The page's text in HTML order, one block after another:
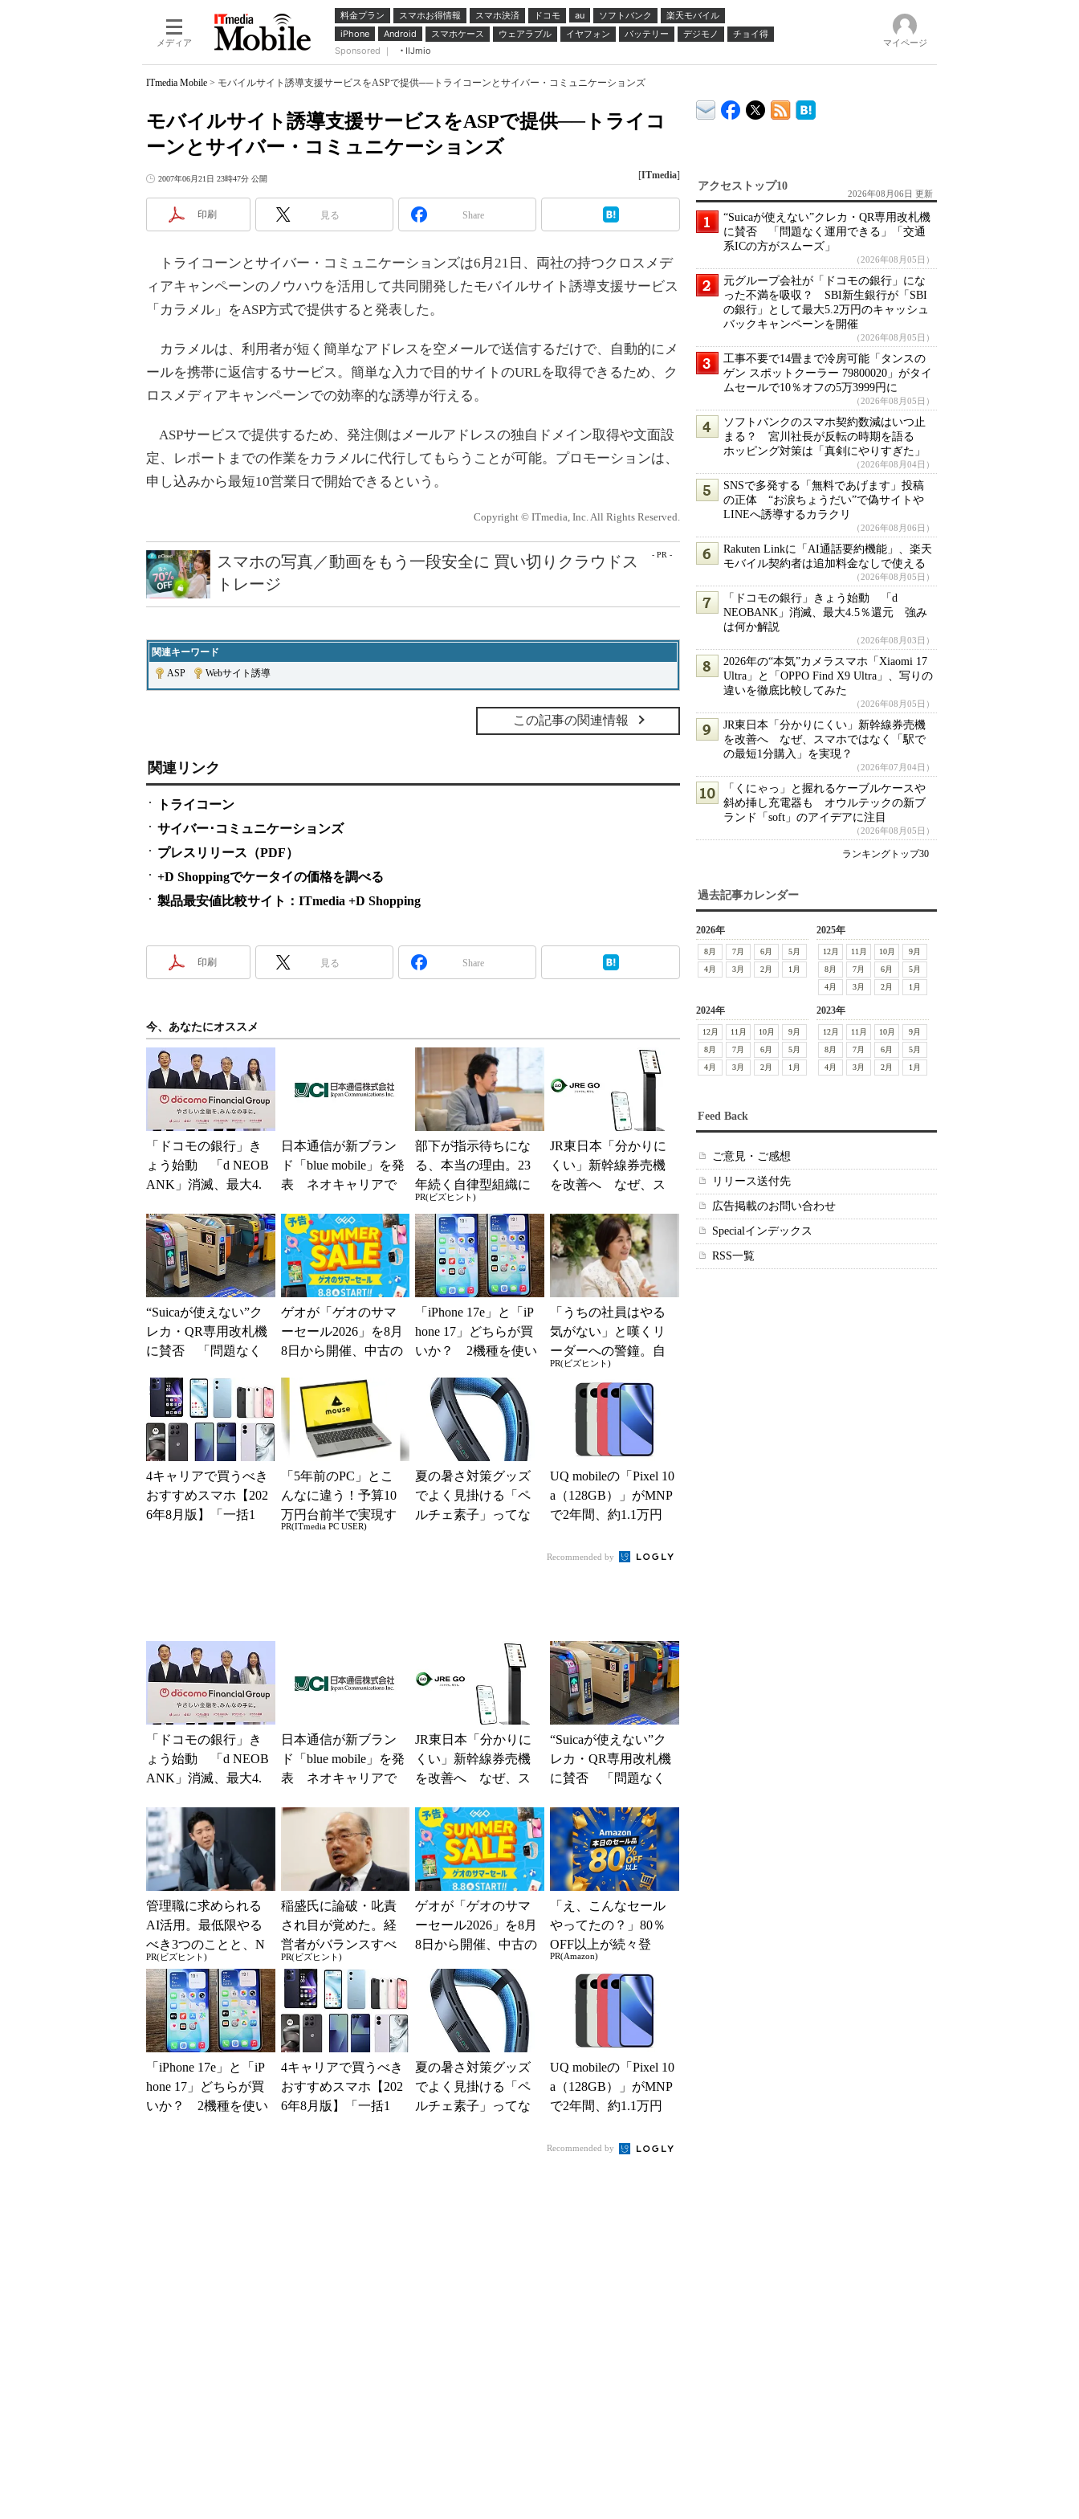
メディア
料金プラン スマホお得情報 スマホ決済 ドコモ au ソフトバンク
楽天モバイル
iPhone
Android スマホケース ウェアラブル イヤフォン バッテリー デジモノ
チョイ得
Sponsored ｜
IIJmio
マイページ
ITmedia Mobile > モバイルサイト誘導支援サービスをASPで提供──トライコーンとサイバー・コミュニケーションズ
モバイルサイト誘導支援サービスをASPで提供──トライコ
ーンとサイバー・コミュニケーションズ
2007年06月21日 23時47分 公開 [ITmedia]
印刷 見る Share
トライコーンとサイバー・コミュニケーションズは6月21日、両社の持つクロスメデ
ィアキャンペーンのノウハウを活用して共同開発したモバイルサイト誘導支援サービス
「カラメル」をASP方式で提供すると発表した。
カラメルは、利用者が短く簡単なアドレスを空メールで送信するだけで、自動的にメ
ールを携帯に返信するサービス。簡単な入力で目的サイトのURLを取得できるため、ク
ロスメディアキャンペーンでの効率的な誘導が行える。
ASPサービスで提供するため、発注側はメールアドレスの独自ドメイン取得や文面設
定、レポートまでの作業をカラメルに代行してもらうことが可能。プロモーションは、
申し込みから最短10営業日で開始できるという。
Copyright © ITmedia, Inc. All Rights Reserved.
- PR -
スマホの写真／動画をもう一段安全に 買い切りクラウドス
トレージ
関連キーワード
ASP
Webサイト誘導
この記事の関連情報
関連リンク
トライコーン
サイバー･コミュニケーションズ
プレスリリース（PDF）
+D Shoppingでケータイの価格を調べる
製品最安値比較サイト：ITmedia +D Shopping
印刷 見る Share
今、あなたにオススメ
「ドコモの銀行」き
ょう始動 「d NEOB
ANK」消滅、最大4.
解説
日本通信が新ブラン
ド「blue mobile」を発
表 ネオキャリアで
部下が指示待ちにな
る、本当の理由。23
年続く自律型組織に
共通する「3つの要
素」
PR(ビズヒント)
JR東日本「分かりに
くい」新幹線券売機
を改善へ なぜ、ス
の最短1分購入」を実
現？
“Suicaが使えない”ク
レカ・QR専用改札機
に賛否 「問題なく
系ICの方がスムー...
ゲオが「ゲオのサマ
ーセール2026」を8月
8日から開催、中古の
得に
「iPhone 17e」と「iP
hone 17」どちらが買
いか？ 2機種を使い
ッ...
「うちの社員はやる
気がない」と嘆くリ
ーダーへの警鐘。自
律型組織をつくる前
に外せない、たった
一つの順番
PR(ビズヒント)
4キャリアで買うべき
おすすめスマホ【202
6年8月版】「一括1
「5年前のPC」とこ
んなに違う！予算10
万円台前半で実現す
る快適PCライフ
PR(ITmedia PC USER)
夏の暑さ対策グッズ
でよく見掛ける「ペ
ルチェ素子」ってな
UQ mobileの「Pixel 10
a（128GB）」がMNP
で2年間、約1.1万円
Recommended by
「ドコモの銀行」き
ょう始動 「d NEOB
ANK」消滅、最大4.
解説
日本通信が新ブラン
ド「blue mobile」を発
表 ネオキャリアで
JR東日本「分かりに
くい」新幹線券売機
を改善へ なぜ、ス
の最短1分購入」を実
現？
“Suicaが使えない”ク
レカ・QR専用改札機
に賛否 「問題なく
系ICの方がスムー...
管理職に求められる
AI活用。最低限やる
べき3つのことと、N
Gな自己認識
PR(ビズヒント)
稲盛氏に論破・叱責
され目が覚めた。経
営者がバランスすべ
き2つの背反
PR(ビズヒント)
ゲオが「ゲオのサマ
ーセール2026」を8月
8日から開催、中古の
得に
「え、こんなセール
やってたの？」80％
OFF以上が続々登
場！Amazonの本気が
凄すぎる
PR(Amazon)
「iPhone 17e」と「iP
hone 17」どちらが買
いか？ 2機種を使い
4キャリアで買うべき
おすすめスマホ【202
6年8月版】「一括1
夏の暑さ対策グッズ
でよく見掛ける「ペ
ルチェ素子」ってな
UQ mobileの「Pixel 10
a（128GB）」がMNP
で2年間、約1.1万円
Recommended by
アクセストップ10
2026年08月06日 更新
“Suicaが使えない”クレカ・QR専用改札機
に賛否 「問題なく運用できる」「交通
系ICの方がスムーズ」
（2026年08月05日）
元グループ会社が「ドコモの銀行」にな
った不満を吸収？ SBI新生銀行が「SBI
の銀行」として最大5.2万円のキャッシュ
バックキャンペーンを開催
（2026年08月05日）
工事不要で14畳まで冷房可能「タンスの
ゲン スポットクーラー 79800020」がタイ
ムセールで10％オフの5万3999円に
（2026年08月05日）
ソフトバンクのスマホ契約数減はいつ止
まる？ 宮川社長が反転の時期を語る
ホッピング対策は「真剣にやりすぎた」
（2026年08月04日）
SNSで多発する「無料であげます」投稿
の正体 “お涙ちょうだい”で偽サイトや
LINEへ誘導するカラクリ
（2026年08月06日）
Rakuten Linkに「AI通話要約機能」、楽天
モバイル契約者は追加料金なしで使える
（2026年08月05日）
「ドコモの銀行」きょう始動 「d
NEOBANK」消滅、最大4.5％還元 強み
は何か解説
（2026年08月03日）
2026年の“本気”カメラスマホ「Xiaomi 17
Ultra」と「OPPO Find X9 Ultra」、写りの
違いを徹底比較してみた
（2026年08月05日）
JR東日本「分かりにくい」新幹線券売機
を改善へ なぜ、スマホではなく「駅で
の最短1分購入」を実現？
（2026年07月04日）
「くにゃっ」と握れるケーブルケースや
斜め挿し充電器も オウルテックの新ブ
ランド「soft」のアイデアに注目
（2026年08月05日）
ランキングトップ30
過去記事カレンダー
2026年
8月 7月 6月
5月
4月
3月 2月 1月
2025年
12月 11月 10月
9月
8月
7月 6月
5月
4月
3月 2月 1月
2024年
12月 11月 10月
9月
8月
7月 6月
5月
4月
3月 2月 1月
2023年
12月 11月 10月
9月
8月
7月 6月
5月
4月
3月 2月 1月
Feed Back
ご意見・ご感想
リリース送付先
広告掲載のお問い合わせ
Specialインデックス
RSS一覧